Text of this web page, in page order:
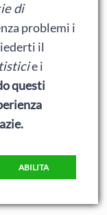
da rinfanciullito
di
problemi i
il
e i
questi
ABILITA